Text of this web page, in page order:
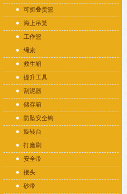
可折叠货篮
海上吊笼
工作篮
绳索
救生箱
提升工具
刮泥器
储存箱
防坠安全钩
旋转台
打磨刷
安全带
接头
砂带